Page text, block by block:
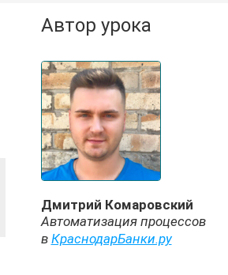
Автор урока
Дмитрий Комаровский
Автоматизация процессов
в КраснодарБанки.ру